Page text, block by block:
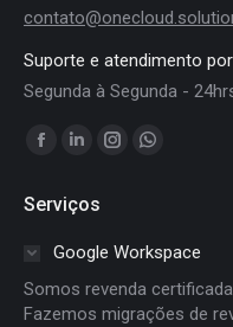
Suporte e atendimento
Segunda à Segunda -
Encontre-nos em:
Facebook
opens
window
Linkedin
opens
in
window
Instagram
in
new
window
Whatsapp
in
window
Serviços
Google Workspace
Somos revenda
Fazemos migrações de